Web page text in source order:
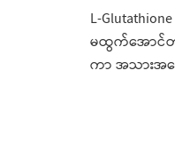
L-
မထွက်အောင်တ
ကာ အသားအရ